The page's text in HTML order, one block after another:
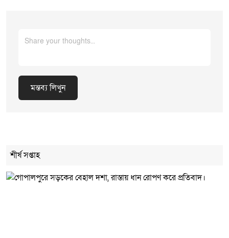
মন্তব্য লিখুন
শীর্ষ সপ্তাহ